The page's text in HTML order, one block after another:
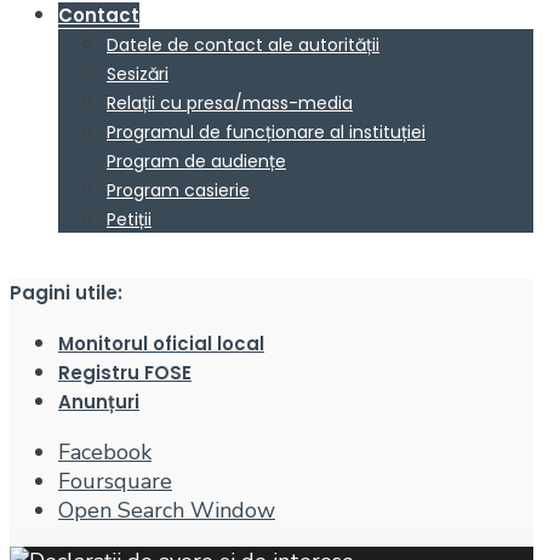
Contact
Datele de contact ale autorității
Sesizări
Relații cu presa/mass-media
Programul de funcționare al instituției
Program de audiențe
Program casierie
Petiții
Pagini utile:
Monitorul oficial local
Registru FOSE
Anunțuri
Facebook
Foursquare
Open Search Window